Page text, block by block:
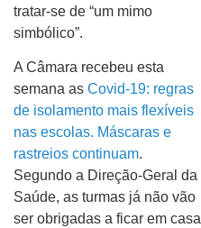
tratar-se de “um mimo
simbólico”.
A Câmara recebeu esta
semana as Covid-19: regras
de isolamento mais flexíveis
nas escolas. Máscaras e
rastreios continuam.
Segundo a Direção-Geral da
Saúde, as turmas já não vão
ser obrigadas a ficar em casa